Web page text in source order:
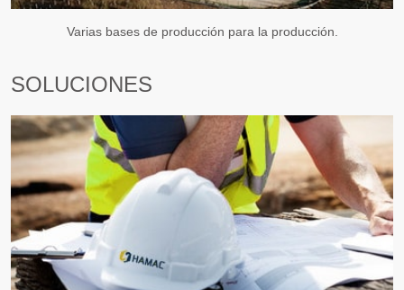
Varias bases de producción para la producción.
SOLUCIONES